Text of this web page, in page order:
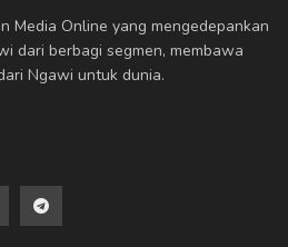
Media Online yang mengedepankan
dari berbagi segmen, membawa
Ngawi untuk dunia.